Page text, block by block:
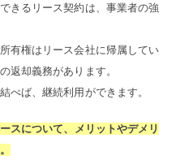
きるリース契約は、事業者の強
有権はリース会社に帰属してい
返却義務があります。
べば、継続利用ができます。
スについて、メリットやデメリ